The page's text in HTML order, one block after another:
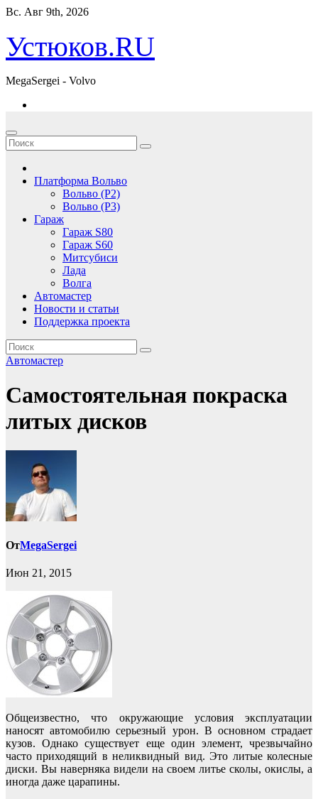
Перейти
содержимому
Вс. Авг 9th, 2026
Устюков.RU
MegaSergei - Volvo
Платформа Вольво
Вольво (P2)
Вольво (P3)
Гараж
Гараж S80
Гараж S60
Митсубиси
Лада
Волга
Автомастер
Новости и статьи
Поддержка проекта
Автомастер
Самостоятельная покраска
литых дисков
ОтMegaSergei
Июн 21, 2015
Общеизвестно, что окружающие условия эксплуатации
наносят автомобилю серьезный урон. В основном страдает
кузов. Однако существует еще один элемент, чрезвычайно
часто приходящий в неликвидный вид. Это литые колесные
диски. Вы наверняка видели на своем литье сколы, окислы, а
иногда даже царапины.